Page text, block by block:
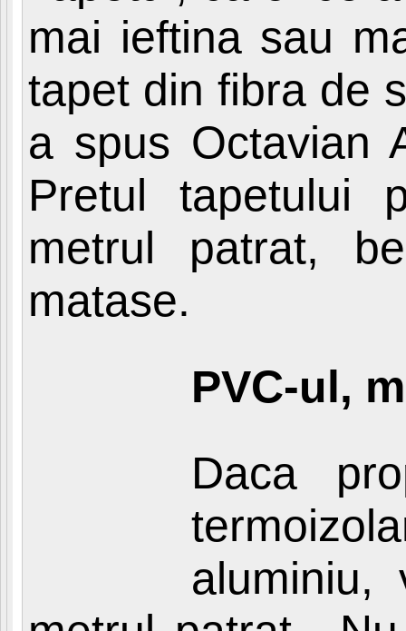
mai ieftina sau
tapet din fibra de
a spus Octavian
Pretul tapetului
metrul patrat,
matase.
PVC-ul,
Daca